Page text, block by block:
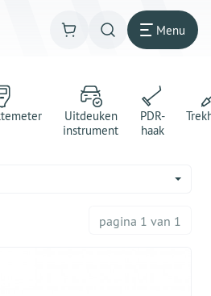
Menu
Uitdeuken
instrument
PDR-
haak
pagina 1 van 1